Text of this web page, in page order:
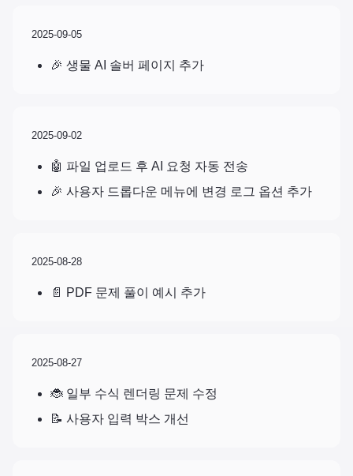
2025-09-05
🎉 생물 AI 솔버 페이지 추가
2025-09-02
🤖 파일 업로드 후 AI 요청 자동 전송
🎉 사용자 드롭다운 메뉴에 변경 로그 옵션 추가
2025-08-28
📄 PDF 문제 풀이 예시 추가
2025-08-27
🐞 일부 수식 렌더링 문제 수정
📝 사용자 입력 박스 개선